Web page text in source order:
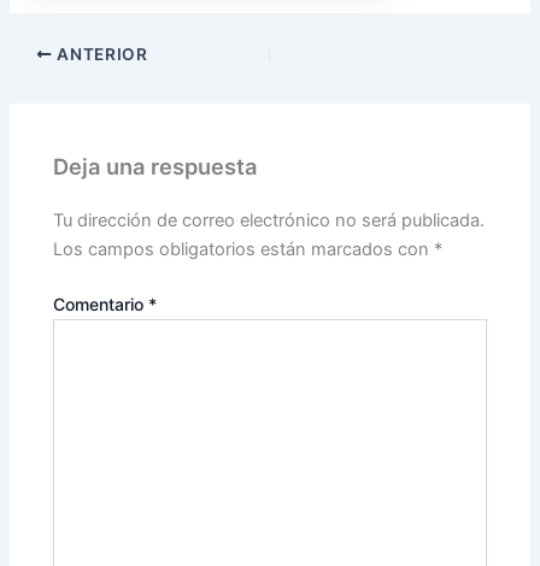
ANTERIOR
Deja una respuesta
Tu dirección de correo electrónico no será publicada.
Los campos obligatorios están marcados con *
Comentario *